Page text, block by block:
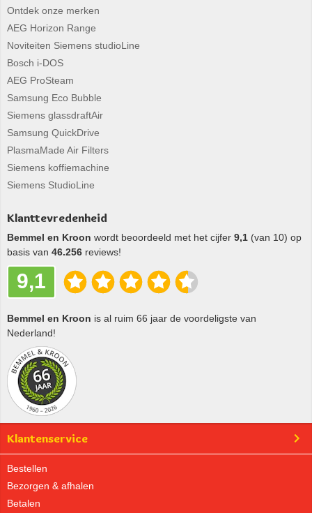
Ontdek onze merken
AEG Horizon Range
Noviteiten Siemens studioLine
Bosch i-DOS
AEG ProSteam
Samsung Eco Bubble
Siemens glassdraftAir
Samsung QuickDrive
PlasmaMade Air Filters
Siemens koffiemachine
Siemens StudioLine
Klanttevredenheid
Bemmel en Kroon wordt beoordeeld met het cijfer 9,1 (van 10) op
basis van 46.256 reviews!
9,1
Bemmel en Kroon is al ruim 66 jaar de voordeligste van
Nederland!
Klantenservice
Bestellen
Bezorgen & afhalen
Betalen